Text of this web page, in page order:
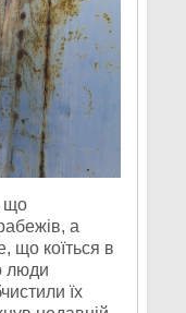
що
а
що коїться в
люди
їх